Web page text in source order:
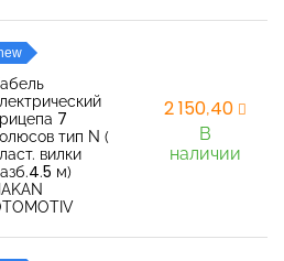
7
тип N (
вилки
м)
2 150,40
В
наличии